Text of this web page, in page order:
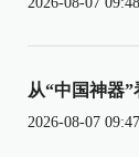
从“中国神器
2026-08-07 09:47